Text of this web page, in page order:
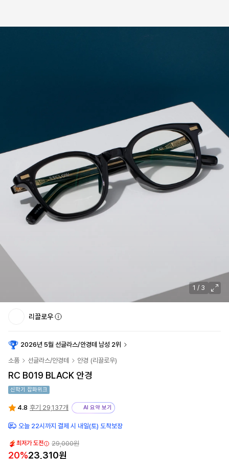
1 / 3
리끌로우
2026년 5월 선글라스/안경테 남성 2위
소품 선글라스/안경테 안경 (리끌로우)
RC B019 BLACK 안경
신학기 잡화위크
4.8 후기 29,137개 AI 요약 보기
오늘 22시까지 결제 시 내일(토) 도착보장
최저가 도전 29,000원
20%23,310원